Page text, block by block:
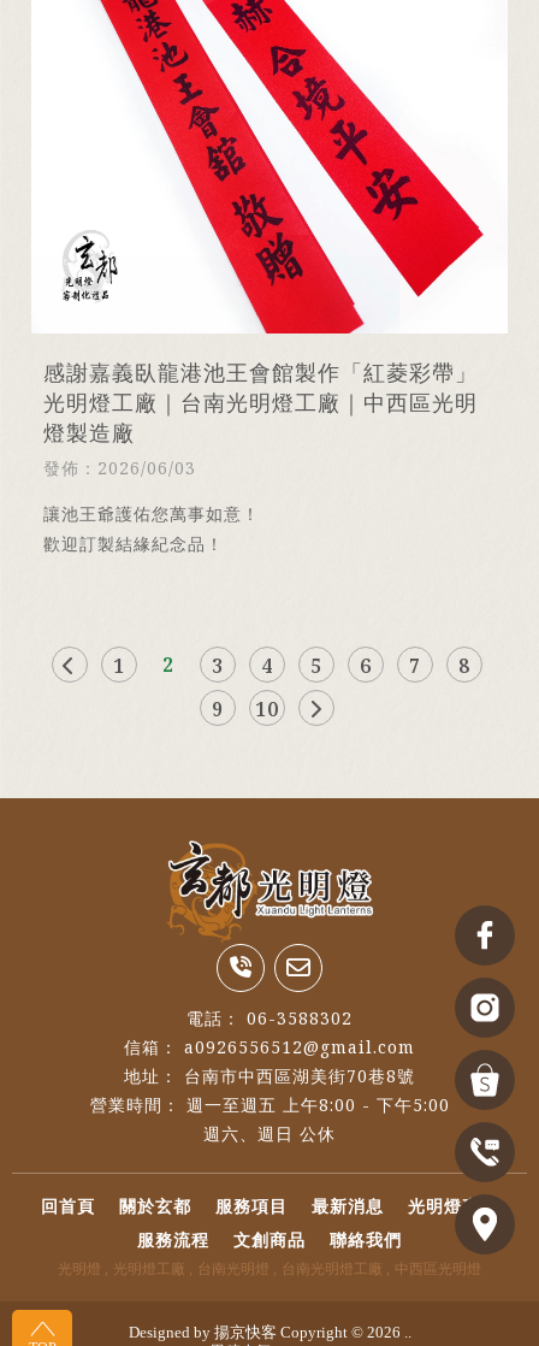
感謝嘉義臥龍港池王會館製作「紅菱彩帶」
光明燈工廠｜台南光明燈工廠｜中西區光明
燈製造廠
發佈：2026/06/03
讓池王爺護佑您萬事如意！
歡迎訂製結緣紀念品！
1 2 3 4 5 6 7
8
9
10
06-3588302
週一至週五 上午8:00 - 下午5:00
a0926556512@gmail.com
台南市中西區湖美街70巷8號
回首頁 關於玄都 服務項目 最新消息
光明燈專區
服務流程
文創商品 聯絡我們
光明燈 光明燈工廠 台南光明燈 台南光明燈工廠 中西區光明燈
Designed by 揚京快客 Copyright © 2026 ..